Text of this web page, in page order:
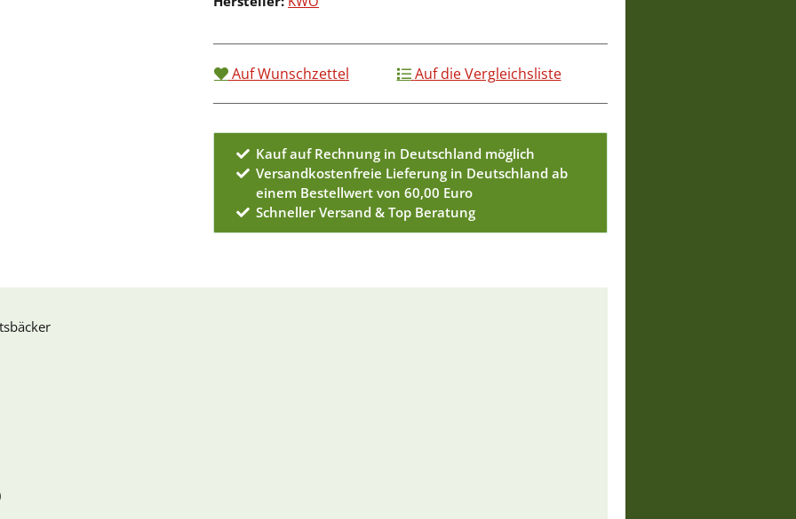
Auf Wunschzettel Auf die Vergleichsliste
Kauf auf Rechnung in Deutschland möglich
Versandkostenfreie Lieferung in Deutschland ab
einem Bestellwert von 60,00 Euro
Schneller Versand & Top Beratung